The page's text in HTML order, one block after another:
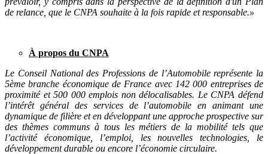
de relance, que le CNPA souhaite à la fois rapide et responsable.»
À propos du CNPA
Le Conseil National des Professions de l’Automobile représente la
5ème branche économique de France avec 142 000 entreprises de
proximité et 500 000 emplois non délocalisables. Le CNPA défend
l’intérêt général des services de l’automobile en animant une
dynamique de filière et en développant une approche prospective sur
des thèmes communs à tous les métiers de la mobilité tels que
l’activité économique, l’emploi, les nouvelles technologies, le
développement durable ou encore l’économie circulaire.